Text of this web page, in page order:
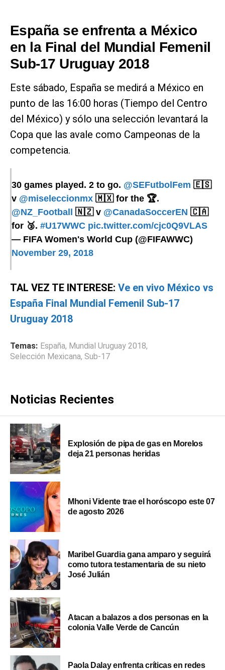
España se enfrenta a México
en la Final del Mundial Femenil
Sub-17 Uruguay 2018
Este sábado, España se medirá a México en
punto de las 16:00 horas (Tiempo del Centro
del México) y sólo una selección levantará la
Copa que las avale como Campeonas de la
competencia.
30 games played. 2 to go. @SEFutbolFem 🇪🇸
v @miseleccionmx 🇲🇽 for the 🏆.
@NZ_Football 🇳🇿 v @CanadaSoccerEN 🇨🇦
for 🥉. #U17WWC pic.twitter.com/cjc0Q9VLAS
— FIFA Women's World Cup (@FIFAWWC)
November 29, 2018
TAL VEZ TE INTERESE: Ve en vivo México vs
España Final Mundial Femenil Sub-17
Uruguay 2018
Temas: España, Mundial Uruguay 2018,
Selección Mexicana, Sub-17
Noticias Recientes
Explosión de pipa de gas en Morelos
deja 21 personas heridas
Mhoni Vidente trae el horóscopo este 07
de agosto 2026
Maribel Guardia gana amparo y seguirá
como tutora testamentaria de su nieto
José Julián
Atacan a balazos a dos personas en la
colonia Valle Verde de Cancún
Paola Dalay enfrenta críticas en redes